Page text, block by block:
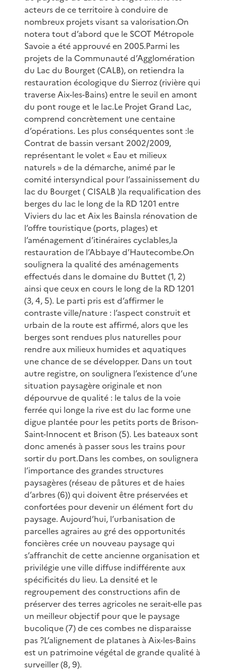
acteurs de ce territoire à conduire de
nombreux projets visant sa valorisation.On
notera tout d’abord que le SCOT Métropole
Savoie a été approuvé en 2005.Parmi les
projets de la Communauté d’Agglomération
du Lac du Bourget (CALB), on retiendra la
restauration écologique du Sierroz (rivière qui
traverse Aix-les-Bains) entre le seuil en amont
du pont rouge et le lac.Le Projet Grand Lac,
comprend concrètement une centaine
d’opérations. Les plus conséquentes sont :le
Contrat de bassin versant 2002/2009,
représentant le volet « Eau et milieux
naturels » de la démarche, animé par le
comité intersyndical pour l’assainissement du
lac du Bourget ( CISALB )la requalification des
berges du lac le long de la RD 1201 entre
Viviers du lac et Aix les Bainsla rénovation de
l’offre touristique (ports, plages) et
l’aménagement d’itinéraires cyclables,la
restauration de l’Abbaye d’Hautecombe.On
soulignera la qualité des aménagements
effectués dans le domaine du Buttet (1, 2)
ainsi que ceux en cours le long de la RD 1201
(3, 4, 5). Le parti pris est d’affirmer le
contraste ville/nature : l’aspect construit et
urbain de la route est affirmé, alors que les
berges sont rendues plus naturelles pour
rendre aux milieux humides et aquatiques
une chance de se développer. Dans un tout
autre registre, on soulignera l’existence d’une
situation paysagère originale et non
dépourvue de qualité : le talus de la voie
ferrée qui longe la rive est du lac forme une
digue plantée pour les petits ports de Brison-
Saint-Innocent et Brison (5). Les bateaux sont
donc amenés à passer sous les trains pour
sortir du port.Dans les combes, on soulignera
l’importance des grandes structures
paysagères (réseau de pâtures et de haies
d’arbres (6)) qui doivent être préservées et
confortées pour devenir un élément fort du
paysage. Aujourd’hui, l’urbanisation de
parcelles agraires au gré des opportunités
foncières crée un nouveau paysage qui
s’affranchit de cette ancienne organisation et
privilégie une ville diffuse indifférente aux
spécificités du lieu. La densité et le
regroupement des constructions afin de
préserver des terres agricoles ne serait-elle pas
un meilleur objectif pour que le paysage
bucolique (7) de ces combes ne disparaisse
pas ?L’alignement de platanes à Aix-les-Bains
est un patrimoine végétal de grande qualité à
surveiller (8, 9).